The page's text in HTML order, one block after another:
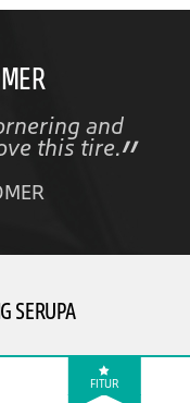
and
this tire.
SERUPA
FITUR